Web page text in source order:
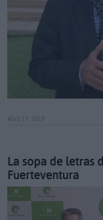
Abril 17, 2019
La sopa de letras
Fuerteventura